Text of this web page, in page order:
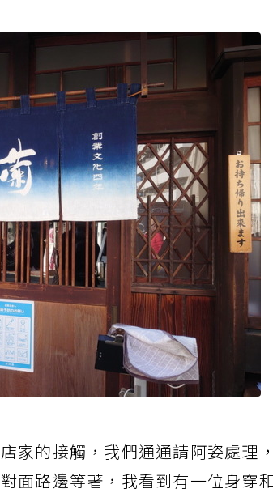
家的接觸，我們通通請阿姿處理
面路邊等著，我看到有一位身穿